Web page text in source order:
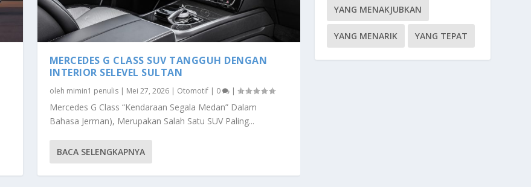
MERCEDES G CLASS SUV TANGGUH DENGAN
INTERIOR SELEVEL SULTAN
oleh mimin1 penulis| Mei 27, 2026| Otomotif| 0 |
Mercedes G Class “Kendaraan Segala Medan” Dalam
Bahasa Jerman), Merupakan Salah Satu SUV Paling...
BACA SELENGKAPNYA
YANG MENAKJUBKAN
YANG MENARIK YANG TEPAT